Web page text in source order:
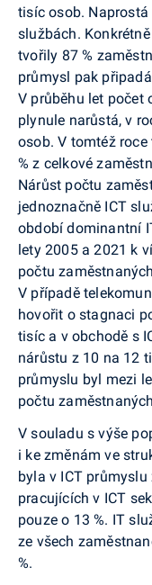
tisíc osob.
službách.
tvořily 87 %
průmysl pak
V průběhu let počet
plynule narůstá, v
osob. V tomtéž
% z celkové
Nárůst počtu
jednoznačně ICT
období dominantní
lety 2005 a 2021 k
počtu
V případě
hovořit o stagnaci
tisíc a v obchodě s
nárůstu z 10 na 12
průmyslu byl mezi
počtu
V souladu s výše
i ke změnám ve
byla v ICT
pracujících v ICT
pouze o 13 %. IT
ze všech
%.